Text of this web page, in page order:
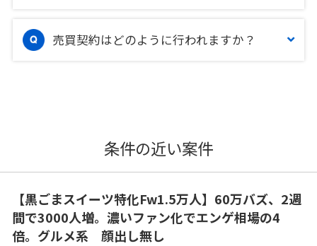
売買契約はどのように行われますか？
条件の近い案件
【黒ごまスイーツ特化Fw1.5万人】60万バズ、2週
間で3000人増。濃いファン化でエンゲ相場の4
倍。グルメ系 顔出し無し